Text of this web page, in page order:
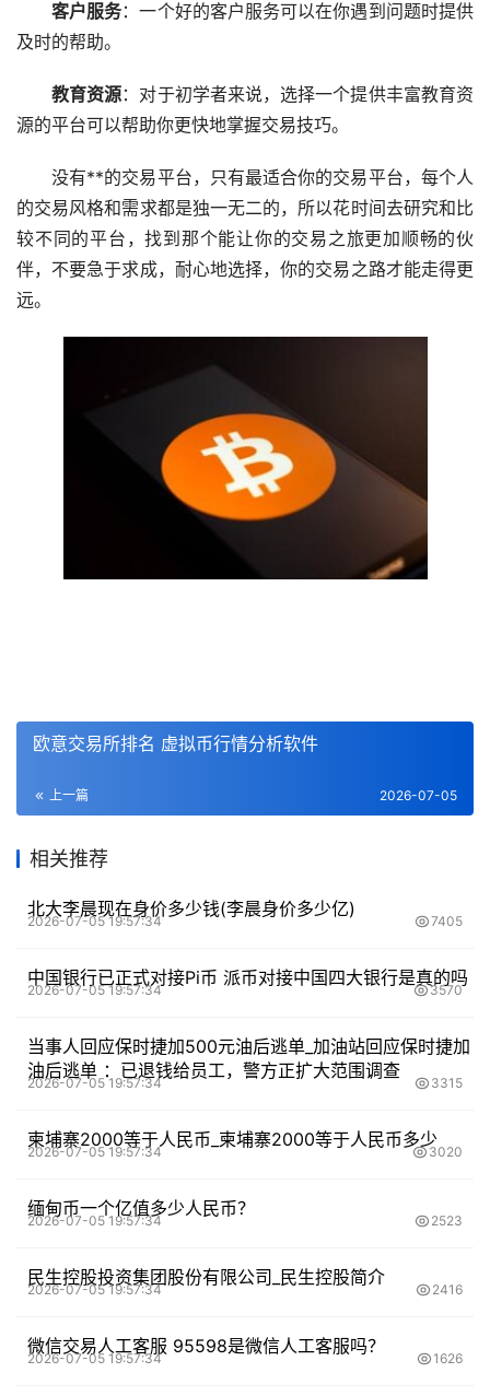
客户服务：一个好的客户服务可以在你遇到问题时提供
及时的帮助。
教育资源：对于初学者来说，选择一个提供丰富教育资
源的平台可以帮助你更快地掌握交易技巧。
没有**的交易平台，只有最适合你的交易平台，每个人
的交易风格和需求都是独一无二的，所以花时间去研究和比
较不同的平台，找到那个能让你的交易之旅更加顺畅的伙
伴，不要急于求成，耐心地选择，你的交易之路才能走得更
远。
欧意交易所排名 虚拟币行情分析软件
上一篇 2026-07-05
相关推荐
北大李晨现在身价多少钱(李晨身价多少亿)
2026-07-05 19:57:34 7405
中国银行已正式对接Pi币 派币对接中国四大银行是真的吗
2026-07-05 19:57:34 3570
当事人回应保时捷加500元油后逃单_加油站回应保时捷加
油后逃单 ：已退钱给员工，警方正扩大范围调查
2026-07-05 19:57:34 3315
柬埔寨2000等于人民币_柬埔寨2000等于人民币多少
2026-07-05 19:57:34 3020
缅甸币一个亿值多少人民币？
2026-07-05 19:57:34 2523
民生控股投资集团股份有限公司_民生控股简介
2026-07-05 19:57:34 2416
微信交易人工客服 95598是微信人工客服吗？
2026-07-05 19:57:34 1626